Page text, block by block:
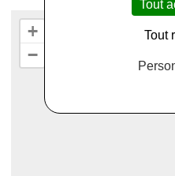
+
−
Tout
Tout